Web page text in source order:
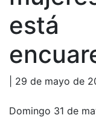
está
| 29 de mayo de
Domingo 31 de